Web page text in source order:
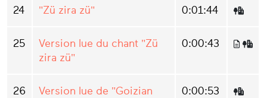
24 "Zü zira zü" 0:01:44
25
Version lue du chant "Zü
zira zü"
0:00:43
26
Version lue de "Goizian
0:00:53